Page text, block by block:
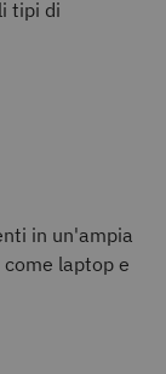
tipi di
in un'ampia
laptop e